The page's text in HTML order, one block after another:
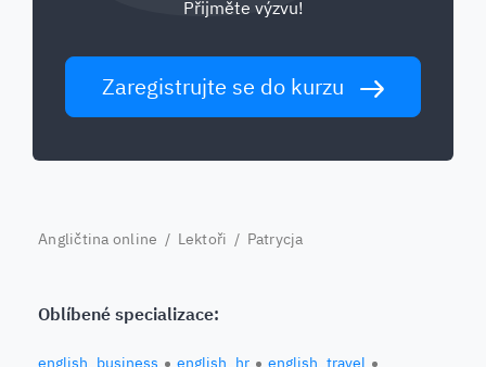
Přijměte výzvu!
Zaregistrujte se do kurzu
Angličtina online / Lektoři / Patrycja
Oblíbené specializace:
english_business english_hr
english_travel